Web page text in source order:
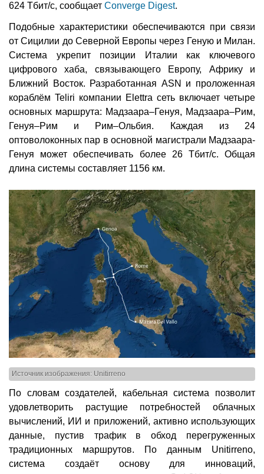
624 Тбит/с, сообщает Converge Digest.
Подобные характеристики обеспечиваются при связи
от Сицилии до Северной Европы через Геную и Милан.
Система укрепит позиции Италии как ключевого
цифрового хаба, связывающего Европу, Африку и
Ближний Восток. Разработанная ASN и проложенная
кораблём Teliri компании Elettra сеть включает четыре
основных маршрута: Мадзаара–Генуя, Мадзаара–Рим,
Генуя–Рим и Рим–Ольбия. Каждая из 24
оптоволоконных пар в основной магистрали Мадзаара-
Генуя может обеспечивать более 26 Тбит/с. Общая
длина системы составляет 1156 км.
Источник изображения: Unitirreno
По словам создателей, кабельная система позволит
удовлетворить растущие потребностей облачных
вычислений, ИИ и приложений, активно использующих
данные, пустив трафик в обход перегруженных
традиционных маршрутов. По данным Unitirreno,
система создаёт основу для инноваций,